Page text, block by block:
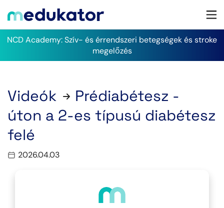
NCD Academy: Szív- és érrendszeri betegségek és stroke
megelőzés
Videók
Prédiabétesz -
úton a 2-es típusú diabétesz
felé
2026.04.03